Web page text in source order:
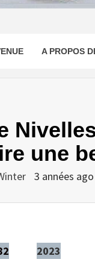
A PROPOS
une
3 années ago
2023